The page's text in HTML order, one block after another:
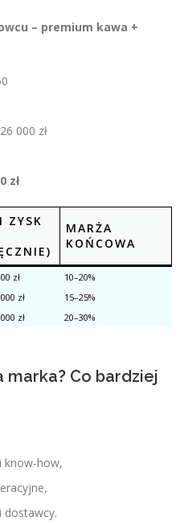
– premium kawa +
000 zł
zł
ZYSK
MARŻA
KOŃCOWA
zł
10–20%
zł
15–25%
zł 20–30%
marka? Co bardziej
know-how,
dostawcy.